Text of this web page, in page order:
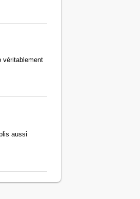
véritablement
aussi